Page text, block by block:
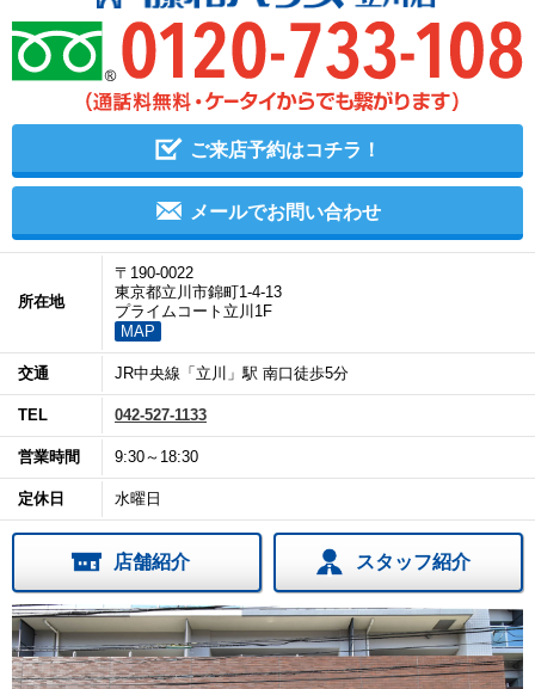
ご来店予約はコチラ！
メールでお問い合わせ
所在地
〒190-0022
東京都立川市錦町1-4-13
プライムコート立川1F
MAP
交通 JR中央線「立川」駅 南口徒歩5分
TEL 042-527-1133
営業時間 9:30～18:30
定休日 水曜日
店舗紹介 スタッフ紹介